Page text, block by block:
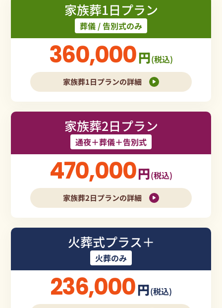
家族葬1日プラン
葬儀 / 告別式のみ
360,000円(税込)
家族葬1日プランの詳細
家族葬2日プラン
通夜＋葬儀＋告別式
470,000円(税込)
家族葬2日プランの詳細
火葬式プラス＋
火葬のみ
236,000円(税込)